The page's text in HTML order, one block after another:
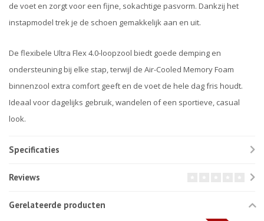
de voet en zorgt voor een fijne, sokachtige pasvorm. Dankzij het
instapmodel trek je de schoen gemakkelijk aan en uit.
De flexibele Ultra Flex 4.0-loopzool biedt goede demping en
ondersteuning bij elke stap, terwijl de Air-Cooled Memory Foam
binnenzool extra comfort geeft en de voet de hele dag fris houdt.
Ideaal voor dagelijks gebruik, wandelen of een sportieve, casual
look.
Specificaties
Reviews
Gerelateerde producten